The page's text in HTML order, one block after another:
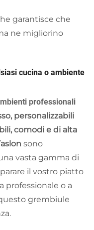
garantisce che
ne migliorino
cucina o ambiente
professionali
personalizzabili
comodi e di alta
sono
vasta gamma di
il vostro piatto
professionale o a
grembiule